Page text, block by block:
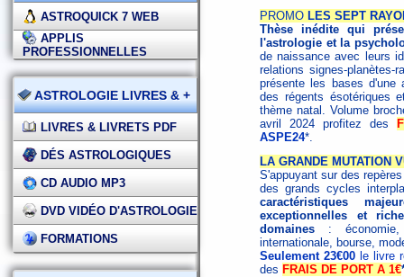
ASTROQUICK 7 WEB
APPLIS
PROFESSIONNELLES
ASTROLOGIE LIVRES & +
LIVRES & LIVRETS PDF
DÉS ASTROLOGIQUES
CD AUDIO MP3
DVD VIDÉO D'ASTROLOGIE
FORMATIONS
PROMO LES SEPT
Thèse inédite qui
l'astrologie et la
de naissance avec leurs
relations signes-planètes-
présente les bases d'une
des régents ésotériques
thème natal. Volume
avril 2024 profitez des
ASPE24*.
LA GRANDE MUTATION
S'appuyant sur des
des grands cycles
caractéristiques
exceptionnelles et
domaines : économie,
internationale, bourse,
Seulement 23€00 le livre
des FRAIS DE PORT A 1€